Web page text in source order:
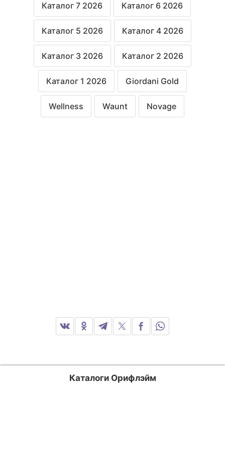
Каталог 7 2026 Каталог 6 2026
Каталог 5 2026 Каталог 4 2026
Каталог 3 2026 Каталог 2 2026
Каталог 1 2026 Giordani Gold
Wellness Waunt Novage
Каталоги Орифлэйм